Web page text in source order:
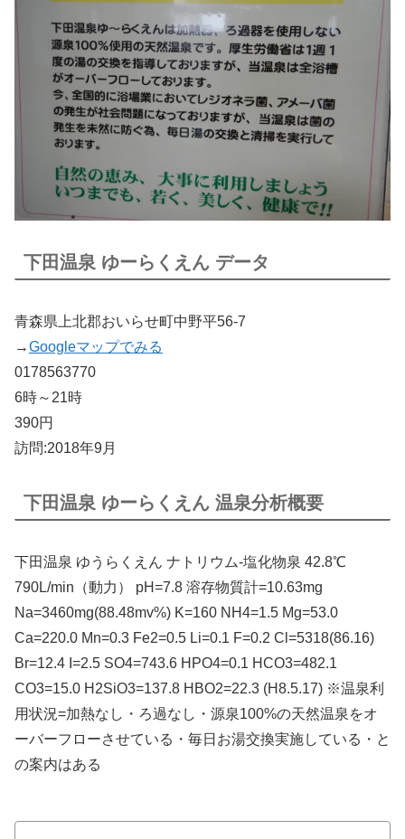
下田温泉 ゆーらくえん データ
青森県上北郡おいらせ町中野平56-7
→Googleマップでみる
0178563770
6時～21時
390円
訪問:2018年9月
下田温泉 ゆーらくえん 温泉分析概要
下田温泉 ゆうらくえん ナトリウム-塩化物泉 42.8℃
790L/min（動力） pH=7.8 溶存物質計=10.63mg
Na=3460mg(88.48mv%) K=160 NH4=1.5 Mg=53.0
Ca=220.0 Mn=0.3 Fe2=0.5 Li=0.1 F=0.2 Cl=5318(86.16)
Br=12.4 I=2.5 SO4=743.6 HPO4=0.1 HCO3=482.1
CO3=15.0 H2SiO3=137.8 HBO2=22.3 (H8.5.17) ※温泉利
用状況=加熱なし・ろ過なし・源泉100%の天然温泉をオ
ーバーフローさせている・毎日お湯交換実施している・と
の案内はある